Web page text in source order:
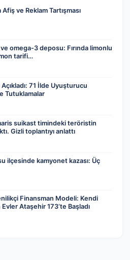
Afiş ve Reklam Tartışması
omega-3 deposu: Fırında limonlu
tarifi…
Açıkladı: 71 İlde Uyuşturucu
Tutuklamalar
suikast timindeki teröristin
Gizli toplantıyı anlattı
ilçesinde kamyonet kazası: Üç
Finansman Modeli: Kendi
Ataşehir 173’te Başladı